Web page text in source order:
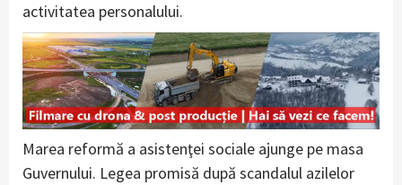
activitatea personalului.
Marea reformă a asistenţei sociale ajunge pe masa
Guvernului. Legea promisă după scandalul azilelor